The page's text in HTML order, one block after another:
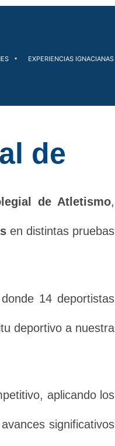
EXPERIENCIAS IGNACIANAS
de
de Atletismo,
en distintas pruebas
14 deportistas
deportivo a nuestra
aplicando los
significativos